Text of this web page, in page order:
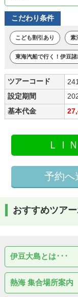
こだわり条件
こども割引あり 素
東海汽船で行く！伊豆諸
ツアーコード
設定期間
基本代金
ＬＩ
予約へ
おすすめツアー
伊豆大島とは･･･
熱海 集合場所案内